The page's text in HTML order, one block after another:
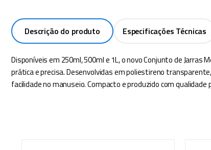
Descrição do produto Especificações Técnicas
Disponíveis em 250ml, 500ml e 1L, o novo Conjunto de
prática e precisa. Desenvolvidas em poliestireno
facilidade no manuseio. Compacto e produzido com qualidade